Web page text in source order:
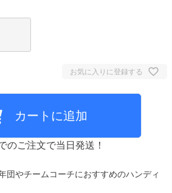
お気に入りに登録する
カートに追加
のご注文で当日発送！
団やチームコーチにおすすめのハンディ